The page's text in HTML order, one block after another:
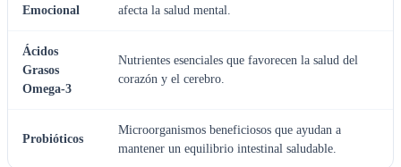
Emocional
afecta la salud mental.
Ácidos
Grasos
Omega-3
Nutrientes esenciales que favorecen la salud del
corazón y el cerebro.
Probióticos
Microorganismos beneficiosos que ayudan a
mantener un equilibrio intestinal saludable.